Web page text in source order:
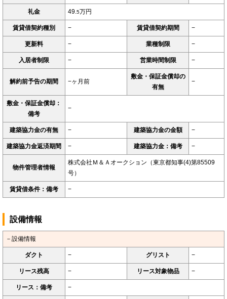
礼金 49.5万円
賃貸借契約種別 − 賃貸借契約期間 −
更新料 − 業種制限 −
入居者制限 − 営業時間制限 −
解約前予告の期間 −ヶ月前
敷金・保証金償却の
有無
−
敷金・保証金償却：
備考
−
建築協力金の有無 − 建築協力金の金額 −
建築協力金返済期間 − 建築協力金：備考 −
物件管理者情報
株式会社Ｍ＆Ａオークション（東京都知事(4)第85509
号）
賃貸借条件：備考 −
設備情報
－設備情報
ダクト − グリスト −
リース残高 − リース対象物品 −
リース：備考 −